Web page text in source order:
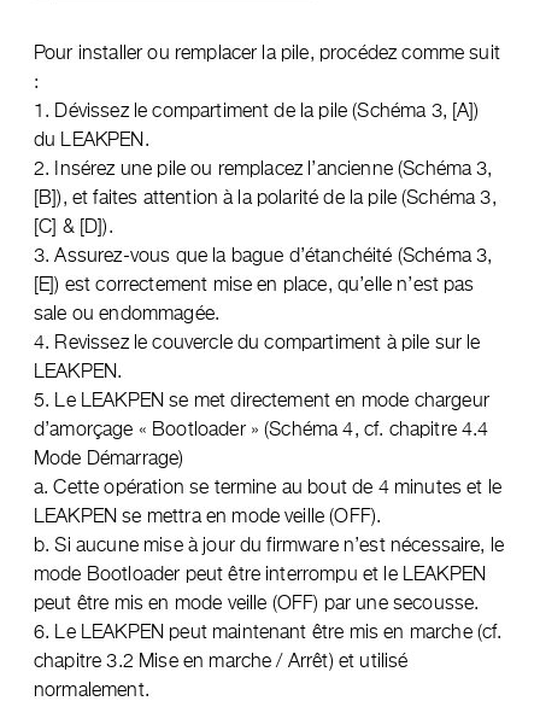
Pour installer ou remplacer la pile, procédez comme suit
:
1. Dévissez le compartiment de la pile (Schéma 3, [A])
du LEAKPEN.
2. Insérez une pile ou remplacez l’ancienne (Schéma 3,
[B]), et faites attention à la polarité de la pile (Schéma 3,
[C] & [D]).
3. Assurez-vous que la bague d’étanchéité (Schéma 3,
[E]) est correctement mise en place, qu’elle n’est pas
sale ou endommagée.
4. Revissez le couvercle du compartiment à pile sur le
LEAKPEN.
5. Le LEAKPEN se met directement en mode chargeur
d’amorçage « Bootloader » (Schéma 4, cf. chapitre 4.4
Mode Démarrage)
a. Cette opération se termine au bout de 4 minutes et le
LEAKPEN se mettra en mode veille (OFF).
b. Si aucune mise à jour du firmware n’est nécessaire, le
mode Bootloader peut être interrompu et le LEAKPEN
peut être mis en mode veille (OFF) par une secousse.
6. Le LEAKPEN peut maintenant être mis en marche (cf.
chapitre 3.2 Mise en marche / Arrêt) et utilisé
normalement.